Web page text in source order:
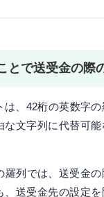
とで送受金の際
は、42桁の英数字
な文字列に代替可
羅列では、送受金
送受金先の設定を